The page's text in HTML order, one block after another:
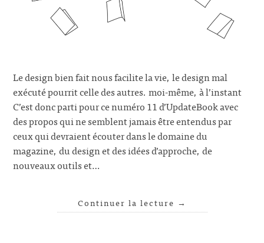
Le design bien fait nous facilite la vie, le design mal
exécuté pourrit celle des autres. moi-même, à l’instant
C’est donc parti pour ce numéro 11 d’UpdateBook avec
des propos qui ne semblent jamais être entendus par
ceux qui devraient écouter dans le domaine du
magazine, du design et des idées d’approche, de
nouveaux outils et…
Continuer la lecture →